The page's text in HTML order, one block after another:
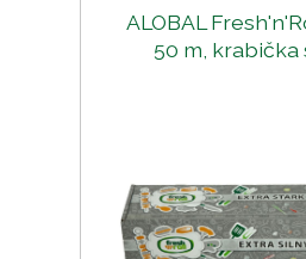
ALOBAL
50 m, krabička